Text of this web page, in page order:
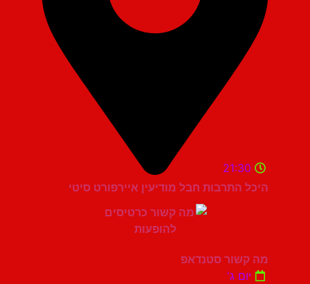
היכל התרבות חבל מודיעין איירפורט סיטי
21:30
מה קשור סטנדאפ
יום ג'